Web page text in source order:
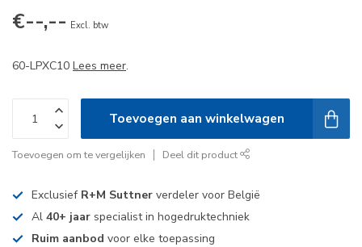
€--,-- Excl. btw
60-LPXC10 Lees meer.
Toevoegen aan winkelwagen
Toevoegen om te vergelijken Deel dit product
Exclusief R+M Suttner verdeler voor België
Al 40+ jaar specialist in hogedruktechniek
Ruim aanbod voor elke toepassing